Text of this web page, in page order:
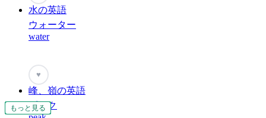
もっと見る
もっと見る
もっと見る
もっと見る
もっと見る
もっと見る
もっと見る
もっと見る
もっと見る
もっと見る
もっと見る
もっと見る
もっと見る
もっと見る
もっと見る
もっと見る
もっと見る
もっと見る
もっと見る
もっと見る
もっと見る
もっと見る
もっと見る
もっと見る
もっと見る
もっと見る
もっと見る
もっと見る
もっと見る
もっと見る
もっと見る
水の英語
ウォーター
water
もっと見る
♥
峰、嶺の英語
ピーク
もっと見る